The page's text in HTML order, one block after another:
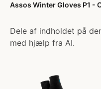
Assos Winter Gloves P1 -
Dele af indholdet på
med hjælp fra AI.